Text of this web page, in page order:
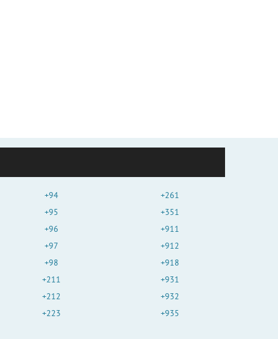
+94
+95
+96
+97
+98
+211
+212
+223
+261
+351
+911
+912
+918
+931
+932
+935